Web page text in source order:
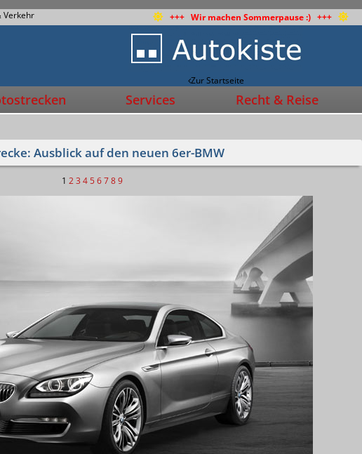
Verkehr +++ Wir machen Sommerpause :) +++
Zur Startseite
Services Recht & Reise
Ausblick auf den neuen 6er-BMW
1 2 3 4 5 6 7 8 9